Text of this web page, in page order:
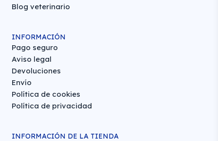
Blog veterinario
INFORMACIÓN
Pago seguro
Aviso legal
Devoluciones
Envío
Política de cookies
Política de privacidad
INFORMACIÓN DE LA TIENDA